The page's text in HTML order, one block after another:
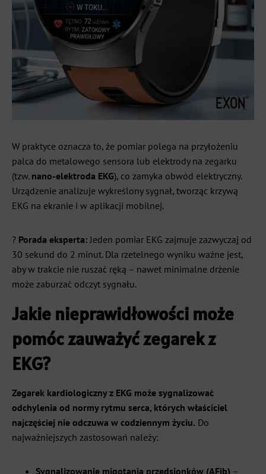
W praktyce oznacza to, że pomiar polega na przyłożeniu
palca do metalowego sensora lub elektrody na zegarku
(tzw. nano-elektroda EKG), co zamyka obwód elektryczny.
Urządzenie analizuje wykreślony sygnał, tworząc krzywą
EKG na ekranie i w aplikacji mobilnej.
? Porada eksperta: Jeden pomiar EKG zajmuje zazwyczaj od
30 sekund do 2 minut. Dla rzetelnego wyniku ważne jest,
aby w trakcie nie ruszać ręką – nawet minimalne drżenie
może zaburzać odczyt sygnału.
Jakie nieprawidłowości może
pomóc zauważyć zegarek z
EKG?
Zegarek kardiologiczny z EKG może sygnalizować
odchylenia od normy rytmu serca, których właściciel
najczęściej nie odczuwa w codziennym życiu. Do
najważniejszych zastosowań należy:
Sygnalizowanie migotania przedsionków (AFib) –